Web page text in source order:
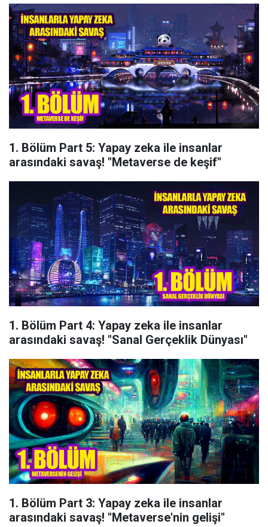
1. Bölüm Part 5: Yapay zeka ile insanlar
arasındaki savaş! "Metaverse de keşif"
1. Bölüm Part 4: Yapay zeka ile insanlar
arasındaki savaş! "Sanal Gerçeklik Dünyası"
1. Bölüm Part 3: Yapay zeka ile insanlar
arasındaki savaş! "Metaverse'nin gelişi"